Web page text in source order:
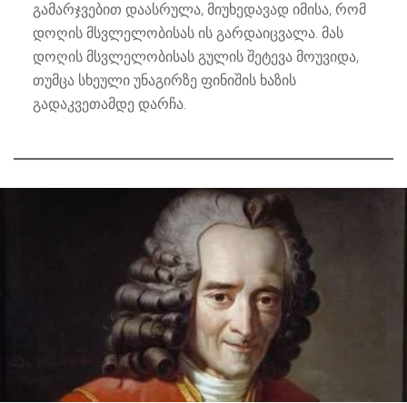
გამარჯვებით დაასრულა, მიუხედავად იმისა, რომ
დოღის მსვლელობისას ის გარდაიცვალა. მას
დოღის მსვლელობისას გულის შეტევა მოუვიდა,
თუმცა სხეული უნაგირზე ფინიშის ხაზის
გადაკვეთამდე დარჩა.